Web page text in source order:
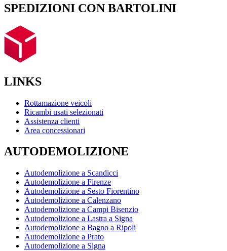
SPEDIZIONI CON BARTOLINI
LINKS
Rottamazione veicoli
Ricambi usati selezionati
Assistenza clienti
Area concessionari
AUTODEMOLIZIONE
Autodemolizione a Scandicci
Autodemolizione a Firenze
Autodemolizione a Sesto Fiorentino
Autodemolizione a Calenzano
Autodemolizione a Campi Bisenzio
Autodemolizione a Lastra a Signa
Autodemolizione a Bagno a Ripoli
Autodemolizione a Prato
Autodemolizione a Signa